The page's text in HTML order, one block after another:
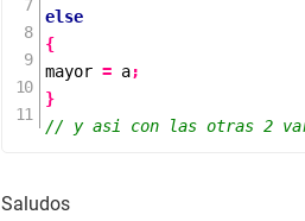
else
{
mayor = a;
}
// y asi con las otras 2
Saludos